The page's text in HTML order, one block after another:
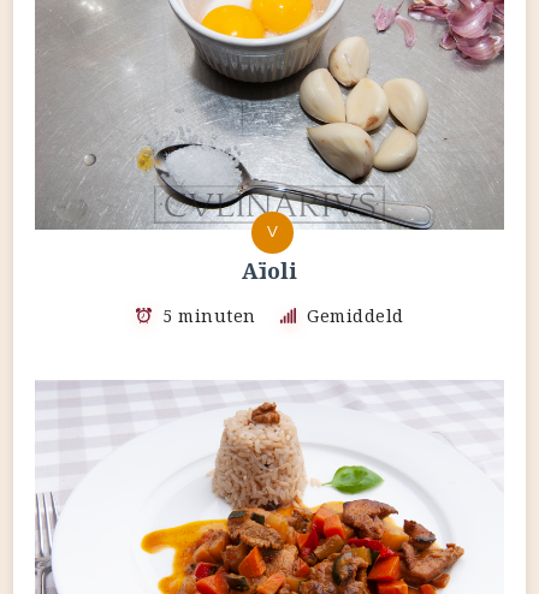
V
Aïoli
5 minuten Gemiddeld